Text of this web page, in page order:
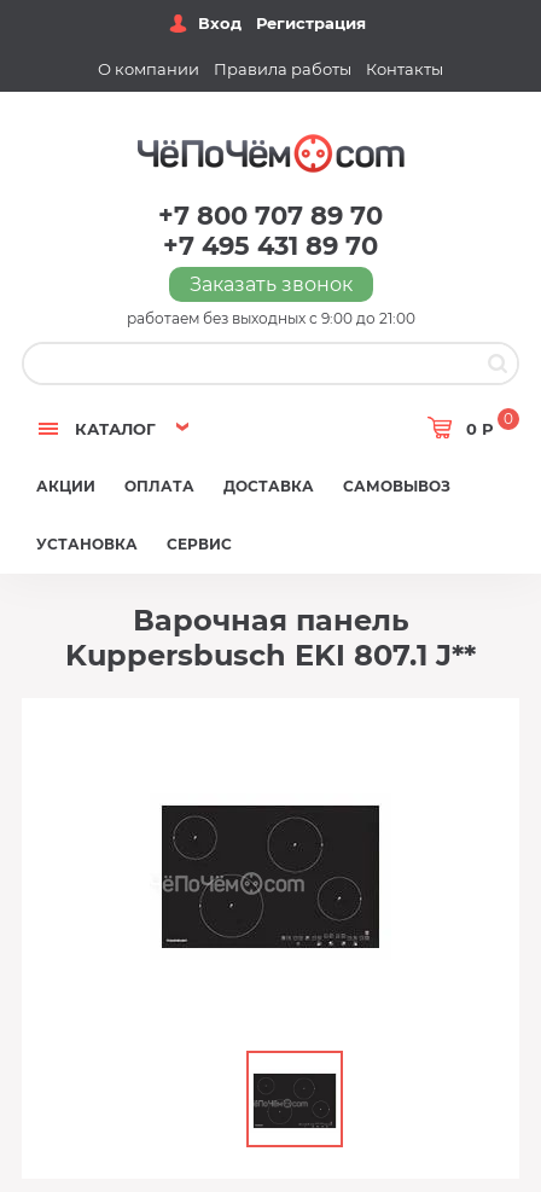
Вход Регистрация
О компании Правила работы Контакты
+7 800 707 89 70
+7 495 431 89 70
Заказать звонок
работаем без выходных с 9:00 до 21:00
КАТАЛОГ 0 Р
0
АКЦИИ ОПЛАТА ДОСТАВКА САМОВЫВОЗ
УСТАНОВКА СЕРВИС
Варочная панель
Kuppersbusch EKI 807.1 J**